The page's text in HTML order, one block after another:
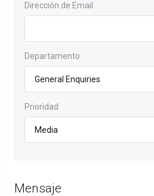
Dirección de Email
Departamento
Prioridad
Mensaje